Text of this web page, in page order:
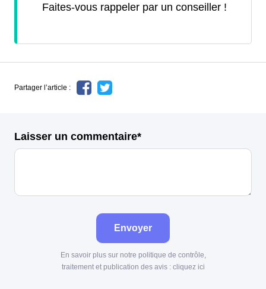
Faites-vous rappeler par un conseiller !
Partager l’article :
Laisser un commentaire*
Envoyer
En savoir plus sur notre politique de contrôle,
traitement et publication des avis : cliquez ici